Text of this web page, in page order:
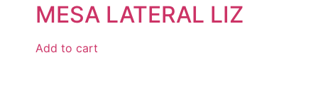
MESA LATERAL LIZ
Add to cart